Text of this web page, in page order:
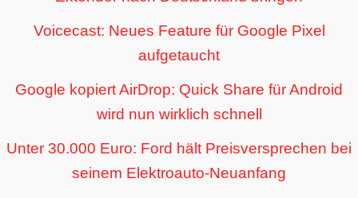
Voicecast: Neues Feature für Google Pixel
aufgetaucht
Google kopiert AirDrop: Quick Share für Android
wird nun wirklich schnell
Unter 30.000 Euro: Ford hält Preisversprechen bei
seinem Elektroauto-Neuanfang